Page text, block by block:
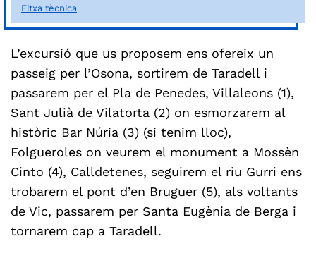
Fitxa tècnica
L’excursió que us proposem ens ofereix un
passeig per l’Osona, sortirem de Taradell i
passarem per el Pla de Penedes, Villaleons (1),
Sant Julià de Vilatorta (2) on esmorzarem al
històric Bar Núria (3) (si tenim lloc),
Folgueroles on veurem el monument a Mossèn
Cinto (4), Calldetenes, seguirem el riu Gurri ens
trobarem el pont d’en Bruguer (5), als voltants
de Vic, passarem per Santa Eugènia de Berga i
tornarem cap a Taradell.